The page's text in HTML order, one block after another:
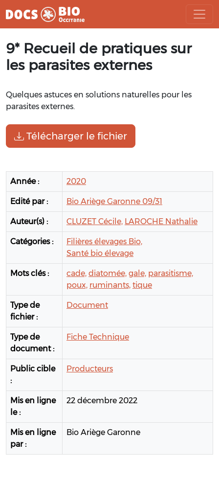
au
contenu
9* Recueil de pratiques sur
les parasites externes
Quelques astuces en solutions naturelles pour les
parasites externes.
Télécharger le fichier
Année : 2020
Edité par : Bio Ariège Garonne 09/31
Auteur(s) : CLUZET Cécile, LAROCHE Nathalie
Catégories :
Filières élevages Bio,
Santé bio élevage
Mots clés : cade, diatomée, gale, parasitisme,
poux, ruminants, tique
Type de
fichier :
Document
Type de
document :
Fiche Technique
Public cible
:
Producteurs
Mis en ligne
le :
22 décembre 2022
Mis en ligne
par :
Bio Ariège Garonne